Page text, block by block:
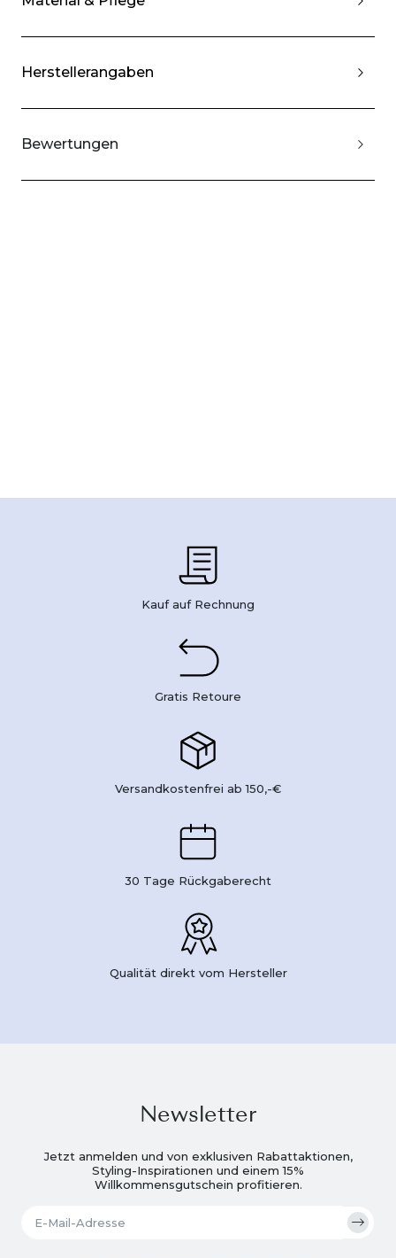
Herstellerangaben
Bewertungen
Kauf auf Rechnung
Gratis Retoure
Versandkostenfrei ab 150,-€
30 Tage Rückgaberecht
Qualität direkt vom Hersteller
Newsletter
Jetzt anmelden und von exklusiven Rabattaktionen,
Styling-Inspirationen und einem 15%
Willkommensgutschein profitieren.